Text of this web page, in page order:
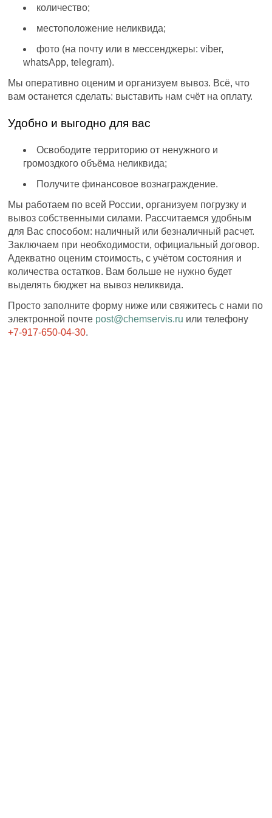
количество;
местоположение неликвида;
фото (на почту или в мессенджеры: viber,
whatsApp, telegram).
Мы оперативно оценим и организуем вывоз. Всё, что
вам останется сделать: выставить нам счёт на оплату.
Удобно и выгодно для вас
Освободите территорию от ненужного и
громоздкого объёма неликвида;
Получите финансовое вознаграждение.
Мы работаем по всей России, организуем погрузку и
вывоз собственными силами. Рассчитаемся удобным
для Вас способом: наличный или безналичный расчет.
Заключаем при необходимости, официальный договор.
Адекватно оценим стоимость, с учётом состояния и
количества остатков. Вам больше не нужно будет
выделять бюджет на вывоз неликвида.
Просто заполните форму ниже или свяжитесь с нами по
электронной почте post@chemservis.ru или телефону
+7-917-650-04-30.